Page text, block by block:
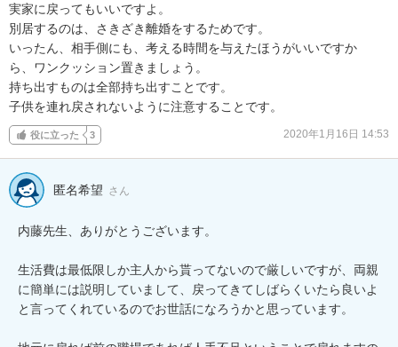
実家に戻ってもいいですよ。
別居するのは、さきざき離婚をするためです。
いったん、相手側にも、考える時間を与えたほうがいいですか
ら、ワンクッション置きましょう。
持ち出すものは全部持ち出すことです。
子供を連れ戻されないように注意することです。
役に立った 3 2020年1月16日 14:53
匿名希望 さん
内藤先生、ありがとうございます。
生活費は最低限しか主人から貰ってないので厳しいですが、両親
に簡単には説明していまして、戻ってきてしばらくいたら良いよ
と言ってくれているのでお世話になろうかと思っています。